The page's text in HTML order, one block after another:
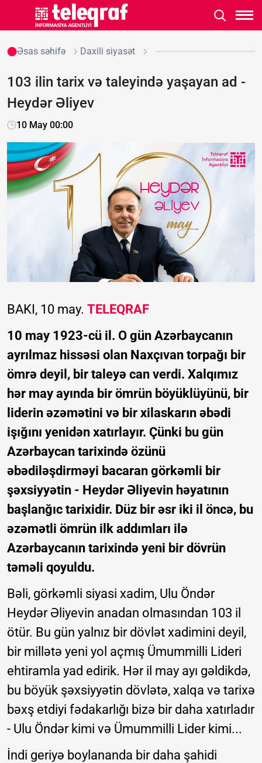
Əsas səhifə Daxili siyasət
103 ilin tarix və taleyində yaşayan ad -
Heydər Əliyev
10 May 00:00
BAKI, 10 may. TELEQRAF
10 may 1923-cü il. O gün Azərbaycanın
ayrılmaz hissəsi olan Naxçıvan torpağı bir
ömrə deyil, bir taleyə can verdi. Xalqımız
hər may ayında bir ömrün böyüklüyünü, bir
liderin əzəmətini və bir xilaskarın əbədi
işığını yenidən xatırlayır. Çünki bu gün
Azərbaycan tarixində özünü
əbədiləşdirməyi bacaran görkəmli bir
şəxsiyyətin - Heydər Əliyevin həyatının
başlanğıc tarixidir. Düz bir əsr iki il öncə, bu
əzəmətli ömrün ilk addımları ilə
Azərbaycanın tarixində yeni bir dövrün
təməli qoyuldu.
Bəli, görkəmli siyasi xadim, Ulu Öndər
Heydər Əliyevin anadan olmasından 103 il
ötür. Bu gün yalnız bir dövlət xadimini deyil,
bir millətə yeni yol açmış Ümummilli Lideri
ehtiramla yad edirik. Hər il may ayı gəldikdə,
bu böyük şəxsiyyətin dövlətə, xalqa və tarixə
bəxş etdiyi fədakarlığı bizə bir daha xatırladır
- Ulu Öndər kimi və Ümummilli Lider kimi...
İndi geriyə boylananda bir daha şahidi